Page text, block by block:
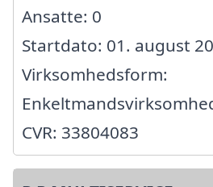
Ansatte: 0
Startdato: 01. august
Virksomhedsform:
CVR: 33804083